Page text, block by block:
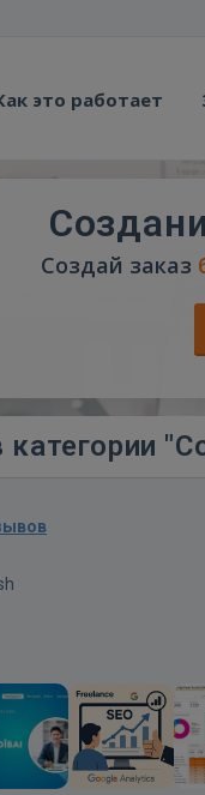
это работает
Создай заказ